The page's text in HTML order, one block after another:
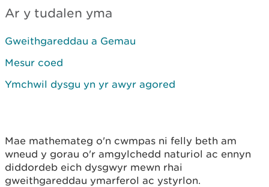
Ar y tudalen yma
Gweithgareddau a Gemau
Mesur coed
Ymchwil dysgu yn yr awyr agored
Mae mathemateg o'n cwmpas ni felly beth am
wneud y gorau o'r amgylchedd naturiol ac ennyn
diddordeb eich dysgwyr mewn rhai
gweithgareddau ymarferol ac ystyrlon.